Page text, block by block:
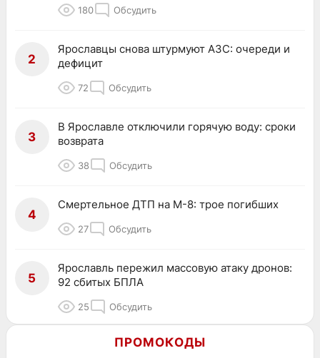
180 Обсудить
2
Ярославцы снова штурмуют АЗС: очереди и
дефицит
72 Обсудить
3
В Ярославле отключили горячую воду: сроки
возврата
38 Обсудить
4
Смертельное ДТП на М-8: трое погибших
27 Обсудить
5
Ярославль пережил массовую атаку дронов:
92 сбитых БПЛА
25 Обсудить
ПРОМОКОДЫ